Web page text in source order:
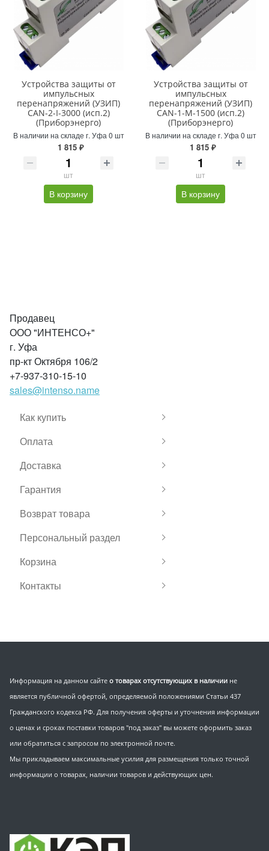
Устройства защиты от
импульсных
перенапряжений (УЗИП)
CAN-2-I-3000 (исп.2)
(Приборэнерго)
В наличии на складе г. Уфа 0 шт
1 815 ₽
шт
В корзину
Устройства защиты от
импульсных
перенапряжений (УЗИП)
CAN-1-M-1500 (исп.2)
(Приборэнерго)
В наличии на складе г. Уфа 0 шт
1 815 ₽
шт
В корзину
Продавец
ООО "ИНТЕНСО+"
г. Уфа
пр-кт Октября 106/2
+7-937-310-15-10
sales@intenso.name
Как купить
Оплата
Доставка
Гарантия
Возврат товара
Персональный раздел
Корзина
Контакты
Информация на данном сайте о товарах отсутствующих в наличии не
является публичной офертой, определяемой положениями Статьи 437
Гражданского кодекса РФ. Для получения оферты и уточнения информации
о ценах и сроках поставки товаров "под заказ" вы можете оформить заказ
или обратиться с запросом по электронной почте.
Мы прикладываем максимальные усилия для размещения только точной
информации о товарах, наличии товаров и действующих цен.